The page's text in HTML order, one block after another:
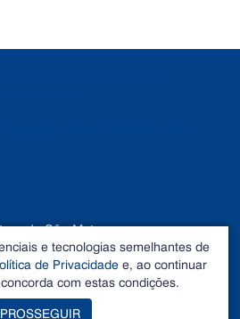
de São Mateus
os direitos reservados
Sartório, Nº 404, Carapina - São
29.933-060. Tel: 27 3195-0100
e tecnologias semelhantes de
de Privacidade e, ao continuar
com estas condições.
PROSSEGUIR